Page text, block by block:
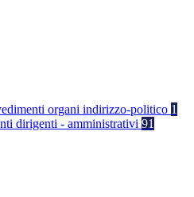
organi indirizzo-politico 1
dirigenti - amministrativi 91